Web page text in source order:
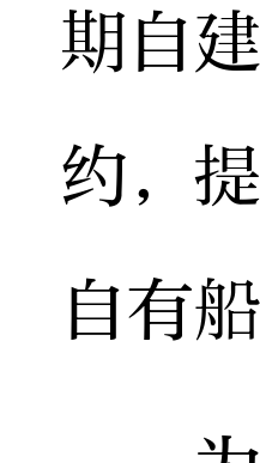
期自
约，
自有